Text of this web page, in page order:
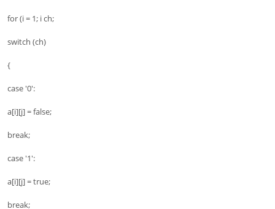
for (i = 1; i ch;
switch (ch)
{
case '0':
a[i][j] = false;
break;
case '1':
a[i][j] = true;
break;